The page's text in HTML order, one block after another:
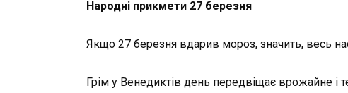
Народні прикмети 27 березня
Якщо 27 березня вдарив мороз, значить, весь
Грім у Венедиктів день передвіщає врожайне і